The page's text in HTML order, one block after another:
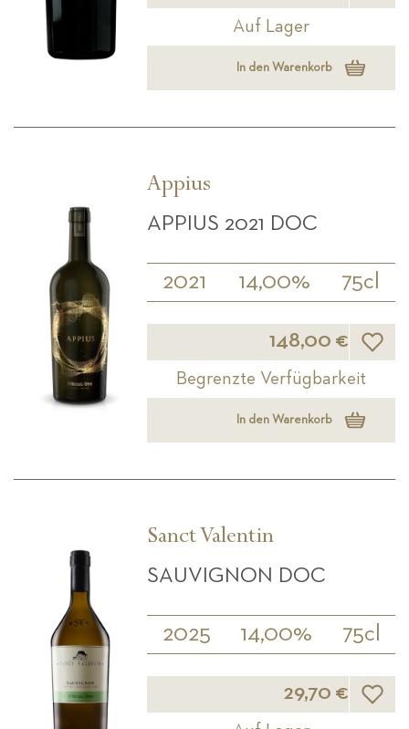
Auf Lager
In den Warenkorb
Appius
APPIUS 2021 DOC
2021 14,00% 75cl
148,00 €
Begrenzte Verfügbarkeit
In den Warenkorb
Sanct Valentin
SAUVIGNON DOC
2025 14,00% 75cl
29,70 €